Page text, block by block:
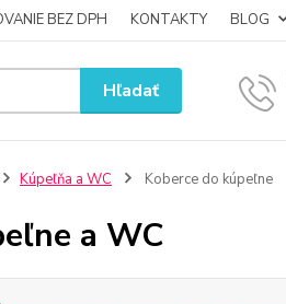
BEZ DPH KONTAKTY BLOG
Hľadať
Kúpeľňa a WC Koberce do kúpeľne
a WC